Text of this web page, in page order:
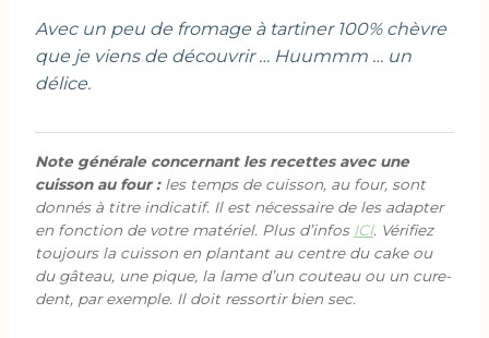
Avec un peu de fromage à tartiner 100% chèvre
que je viens de découvrir … Huummm … un
délice.
Note générale concernant les recettes avec une
cuisson au four :les temps de cuisson, au four, sont
donnés à titre indicatif. Il est nécessaire de les adapter
en fonction de votre matériel. Plus d’infos ICI. Vérifiez
toujours la cuisson en plantant au centre du cake ou
du gâteau, une pique, la lame d’un couteau ou un cure-
dent, par exemple. Il doit ressortir bien sec.